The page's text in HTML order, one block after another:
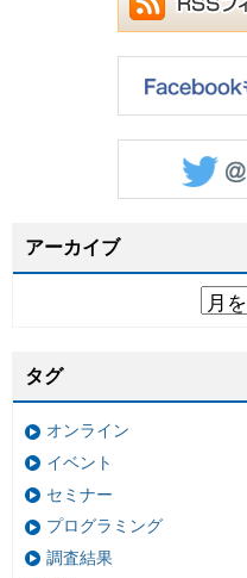
アーカイブ
タグ
オンライン
イベント
セミナー
プログラミング
調査結果